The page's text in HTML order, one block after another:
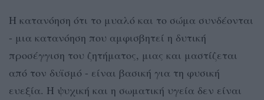
Η κατανόηση ότι το μυαλό και το σώμα συνδέονται
- μια κατανόηση που αμφισβητεί η δυτική
προσέγγιση του ζητήματος, μιας και μαστίζεται
από τον δυϊσμό - είναι βασική για τη φυσική
ευεξία. Η ψυχική και η σωματική υγεία δεν είναι